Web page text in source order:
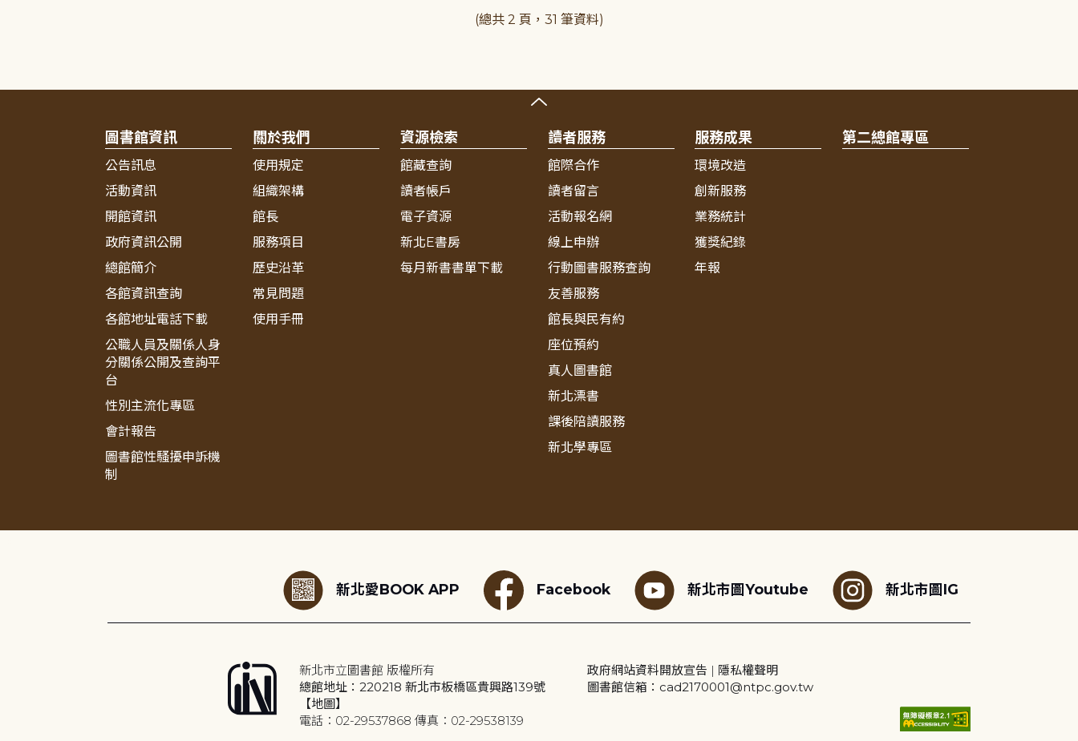
(總共 2 頁，31 筆資料)
圖書館資訊
公告訊息
活動資訊
開館資訊
政府資訊公開
總館簡介
各館資訊查詢
各館地址電話下載
公職人員及關係人身
分關係公開及查詢平
台
性別主流化專區
會計報告
圖書館性騷擾申訴機
制
關於我們
使用規定
組織架構
館長
服務項目
歷史沿革
常見問題
使用手冊
資源檢索
館藏查詢
讀者帳戶
電子資源
新北E書房
每月新書書單下載
讀者服務
館際合作
讀者留言
活動報名網
線上申辦
行動圖書服務查詢
友善服務
館長與民有約
座位預約
真人圖書館
新北漂書
課後陪讀服務
新北學專區
服務成果
環境改造
創新服務
業務統計
獲獎紀錄
年報
第二總館專區
新北愛BOOK APP Facebook 新北市圖Youtube 新北市圖IG
新北市立圖書館 版權所有
總館地址：220218 新北市板橋區貴興路139號
【地圖】
電話：02-29537868 傳真：02-29538139
政府網站資料開放宣告 | 隱私權聲明
圖書館信箱：cad2170001@ntpc.gov.tw